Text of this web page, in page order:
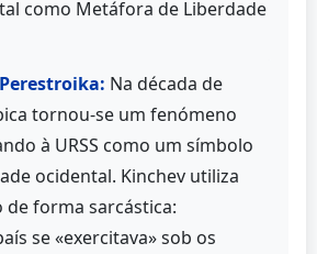
como Metáfora de Liberdade
Na década de
tornou-se um fenómeno
à URSS como um símbolo
ocidental. Kinchev utiliza
de forma sarcástica:
se «exercitava» sob os